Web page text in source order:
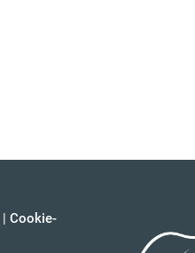
| Cookie-